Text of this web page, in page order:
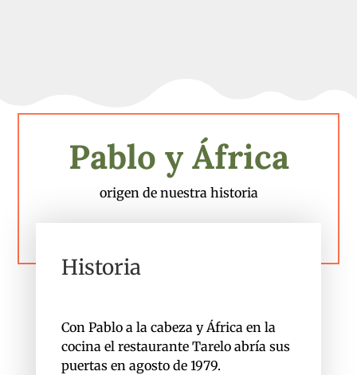
Pablo y África
origen de nuestra historia
Historia
Con Pablo a la cabeza y África en la
cocina el restaurante Tarelo abría sus
puertas en agosto de 1979.